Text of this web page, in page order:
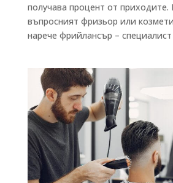
получава процент от приходите.
въпросният фризьор или
нарече фрийлансър –